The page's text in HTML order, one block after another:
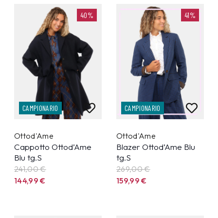
40%
CAMPIONARIO
Ottod'Ame
Cappotto Ottod’Ame
Blu tg.S
241,00 €
144,99€
41%
CAMPIONARIO
Ottod'Ame
Blazer Ottod’Ame Blu
tg.S
269,00 €
159,99€